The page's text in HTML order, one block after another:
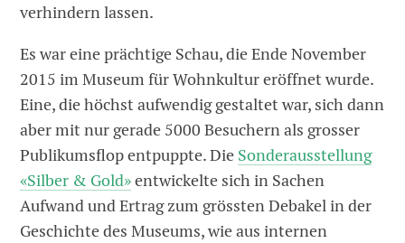
verhindern lassen.
Es war eine prächtige Schau, die Ende November
2015 im Museum für Wohnkultur eröffnet wurde.
Eine, die höchst aufwendig gestaltet war, sich dann
aber mit nur gerade 5000 Besuchern als grosser
Publikumsflop entpuppte. Die Sonderausstellung
«Silber & Gold»entwickelte sich in Sachen
Aufwand und Ertrag zum grössten Debakel in der
Geschichte des Museums, wie aus internen